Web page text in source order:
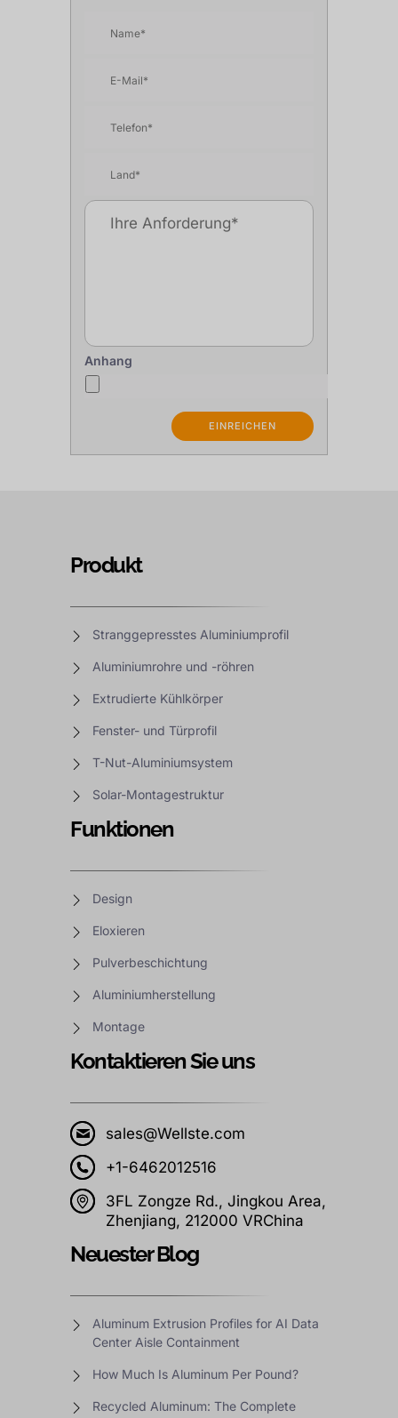
Anhang
Produkt
Stranggepresstes Aluminiumprofil
Aluminiumrohre und -röhren
Extrudierte Kühlkörper
Fenster- und Türprofil
T-Nut-Aluminiumsystem
Solar-Montagestruktur
Funktionen
Design
Eloxieren
Pulverbeschichtung
Aluminiumherstellung
Montage
Kontaktieren Sie uns
sales@Wellste.com
+1-6462012516
3FL Zongze Rd., Jingkou Area,
Zhenjiang, 212000 VRChina
Neuester Blog
Aluminum Extrusion Profiles for AI Data
Center Aisle Containment
How Much Is Aluminum Per Pound?
Recycled Aluminum: The Complete